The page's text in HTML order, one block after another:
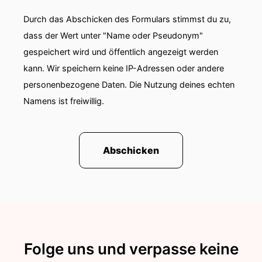
00:01:26: sein.
00:01:26: Dann musst doch heutzutage muss es
doch dafür Eine Lösung geben und die haben
wir euch heute mitgebracht.
00:01:31: Genau, also für gerade solche
Beispiele wenn ihr KI für Texterstellung nur zwei
einen Entwurf etc.
00:01:39: habt erstellen lassen und das dann
Intelligenz erstellt und die dann eins zu eins
rüber kopiert.
Durch das Abschicken des Formulars stimmst du zu,
dass der Wert unter "Name oder Pseudonym"
gespeichert wird und öffentlich angezeigt werden
kann. Wir speichern keine IP-Adressen oder andere
personenbezogene Daten. Die Nutzung deines echten
Namens ist freiwillig.
Abschicken
Folge uns und verpasse keine